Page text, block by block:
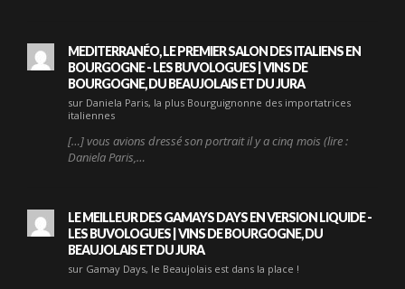
MEDITERRANÉO, LE PREMIER SALON DES ITALIENS EN
BOURGOGNE - LES BUVOLOGUES | VINS DE
BOURGOGNE, DU BEAUJOLAIS ET DU JURA
sur Daniela Paris, la plus Bourguignonne des importatrices
italiennes
[…] vous avions dressé son portrait il y a cinq mois (lire :
Daniela Paris,…
LE MEILLEUR DES GAMAYS DAYS EN VERSION LIQUIDE -
LES BUVOLOGUES | VINS DE BOURGOGNE, DU
BEAUJOLAIS ET DU JURA
sur Gamay Days, le Beaujolais est dans la place !